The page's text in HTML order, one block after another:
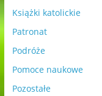
Książki katolickie
Patronat
Podróże
Pomoce naukowe
Pozostałe